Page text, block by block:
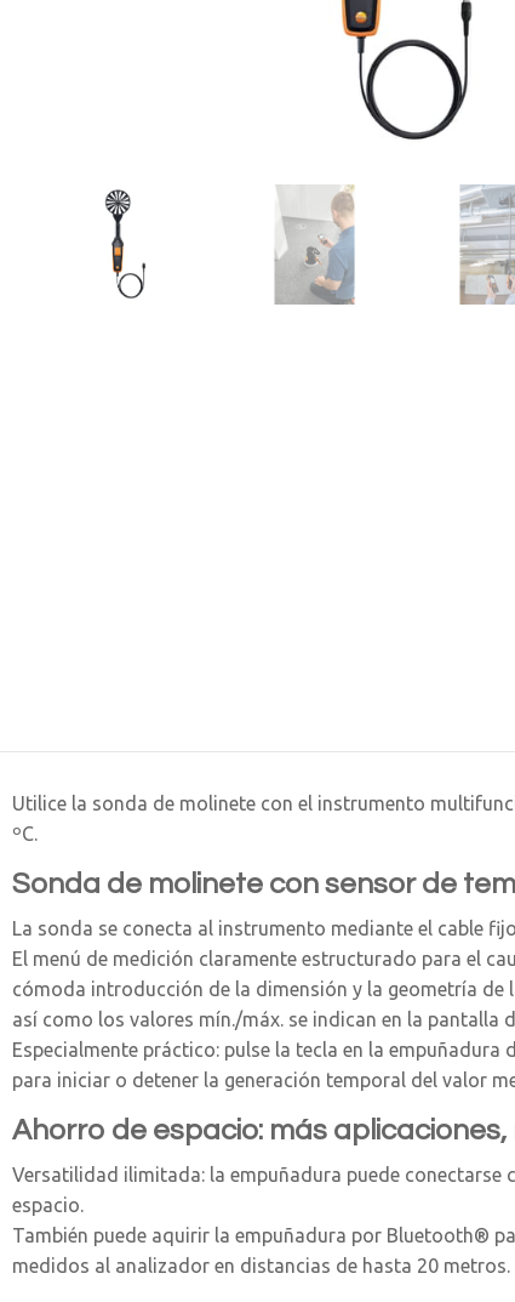
Utilice la sonda de molinete con el instrumento
ºC.
Sonda de molinete con sensor de
La sonda se conecta al instrumento mediante el cable
El menú de medición claramente estructurado para el
cómoda introducción de la dimensión y la geometría
así como los valores mín./máx. se indican en la pantalla
Especialmente práctico: pulse la tecla en la
para iniciar o detener la generación temporal del valor
Ahorro de espacio: más
Versatilidad ilimitada: la empuñadura puede
espacio.
También puede aquirir la empuñadura por Bluetooth®
medidos al analizador en distancias de hasta 20 metros.